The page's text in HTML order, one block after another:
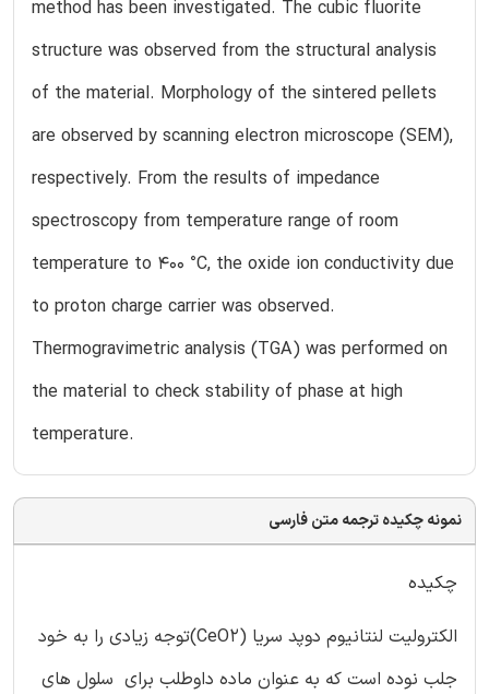
method has been investigated. The cubic fluorite
structure was observed from the structural analysis
of the material. Morphology of the sintered pellets
are observed by scanning electron microscope (SEM),
respectively. From the results of impedance
spectroscopy from temperature range of room
temperature to 400 °C, the oxide ion conductivity due
to proton charge carrier was observed.
Thermogravimetric analysis (TGA) was performed on
the material to check stability of phase at high
temperature.
نمونه چکیده ترجمه متن فارسی
چکیده
الکترولیت لنتانیوم دوپد سریا (CeO2)توجه زیادی را به خود
جلب نوده است که به عنوان ماده داوطلب برای سلول های